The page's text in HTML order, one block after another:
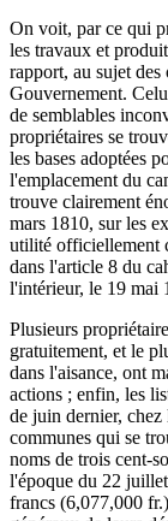
On voit, par ce qui
les travaux et
rapport, au sujet
Gouvernement.
de semblables
propriétaires se
les bases adoptées
l'emplacement du
trouve clairement
mars 1810, sur les
utilité officiellement
dans l'article 8 du
l'intérieur, le 19 mai
Plusieurs
gratuitement, et le
dans l'aisance, ont
actions ; enfin, les
de juin dernier, chez
communes qui se
noms de trois cent-
l'époque du 22
francs (6,077,000